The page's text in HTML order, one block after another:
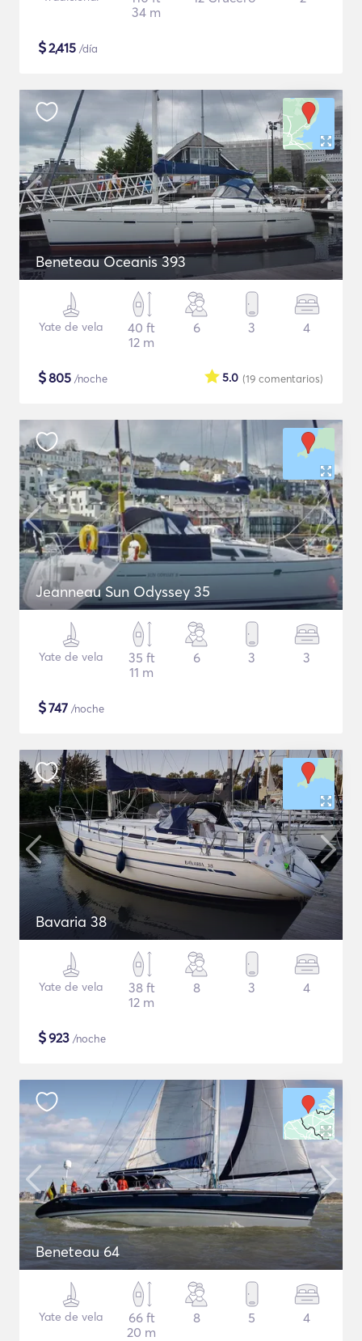
34 m
$2,415 /día
Beneteau Oceanis 393
Yate de vela
40 ft
12 m
6 3 4
$805 /noche (19 comentarios)
5.0
Jeanneau Sun Odyssey 35
Yate de vela
35 ft
11 m
6 3 3
$747 /noche
Bavaria 38
Yate de vela
38 ft
12 m
8 3 4
$923 /noche
Beneteau 64
Yate de vela
66 ft
20 m
8 5 4